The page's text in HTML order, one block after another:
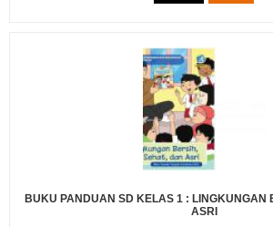
BUKU PANDUAN SD KELAS 1 : LINGKUNGAN
ASRI